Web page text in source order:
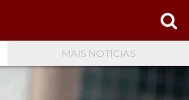
MAIS NOTÍCIAS